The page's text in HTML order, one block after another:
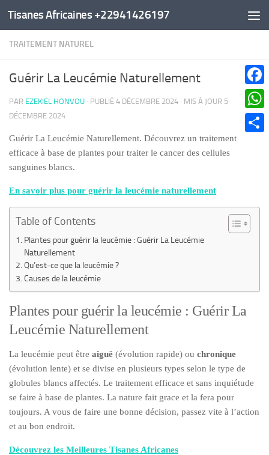
Au dessous du contenu
Tisanes Africaines +22941426197
TRAITEMENT NATUREL
Guérir La Leucémie Naturellement
PAR EZEKIEL HONVOU · PUBLIÉ 4 DÉCEMBRE 2024 · MIS À JOUR 5
DÉCEMBRE 2024
Guérir La Leucémie Naturellement. Découvrez un traitement
efficace à base de plantes pour traiter le cancer des cellules
sanguines blancs.
En savoir plus pour guérir la leucémie naturellement
Table of Contents
Plantes pour guérir la leucémie : Guérir La Leucémie
Naturellement
Qu’est-ce que la leucémie ?
Causes de la leucémie
Plantes pour guérir la leucémie : Guérir La
Leucémie Naturellement
La leucémie peut être aiguë (évolution rapide) ou chronique
(évolution lente) et se divise en plusieurs types selon le type de
globules blancs affectés. Le traitement efficace et sans inquiétude
se faire à base de plantes. La nature fait grace et la fera pour
toujours. A vous de faire une bonne décision, passez vite à l’action
et au bon endroit.
Découvrez les Meilleures Tisanes Africanes